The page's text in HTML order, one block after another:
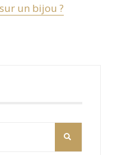
un bijou ?